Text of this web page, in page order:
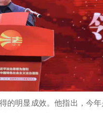
的明显成效。他指出，今